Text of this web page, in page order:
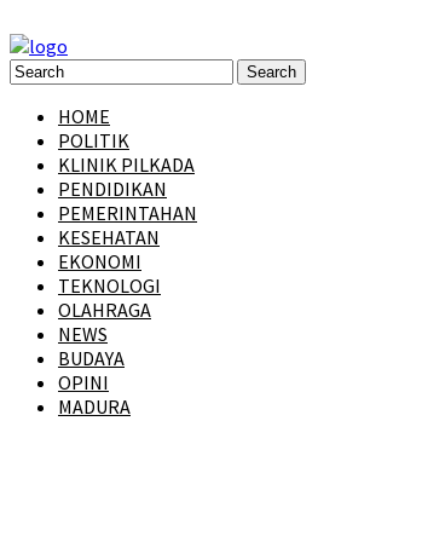
HOME
POLITIK
KLINIK PILKADA
PENDIDIKAN
PEMERINTAHAN
KESEHATAN
EKONOMI
TEKNOLOGI
OLAHRAGA
NEWS
BUDAYA
OPINI
MADURA